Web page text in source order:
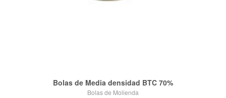
Bolas de Media densidad BTC 70%
Bolas de Molienda